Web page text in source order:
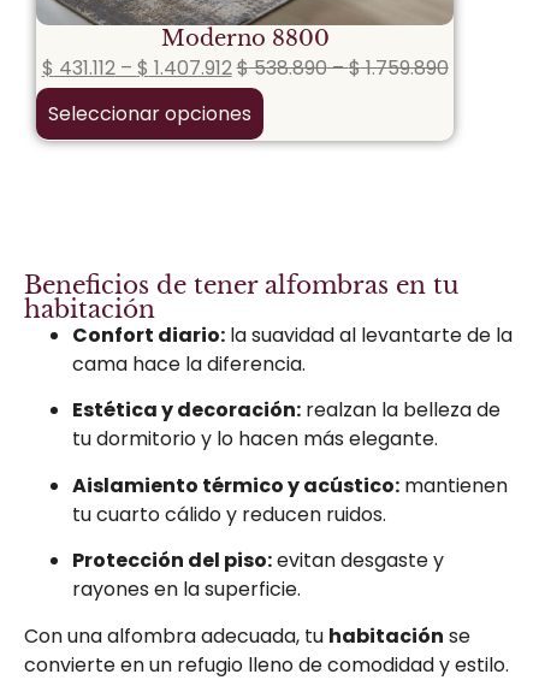
Moderno 8800
$ 431.112– $ 1.407.912$538.890–$1.759.890
Seleccionar opciones
Beneficios de tener alfombras en tu
habitación
Confort diario: la suavidad al levantarte de la
cama hace la diferencia.
Estética y decoración: realzan la belleza de
tu dormitorio y lo hacen más elegante.
Aislamiento térmico y acústico: mantienen
tu cuarto cálido y reducen ruidos.
Protección del piso:evitan desgaste y
rayones en la superficie.
Con una alfombra adecuada, tu habitación se
convierte en un refugio lleno de comodidad y estilo.